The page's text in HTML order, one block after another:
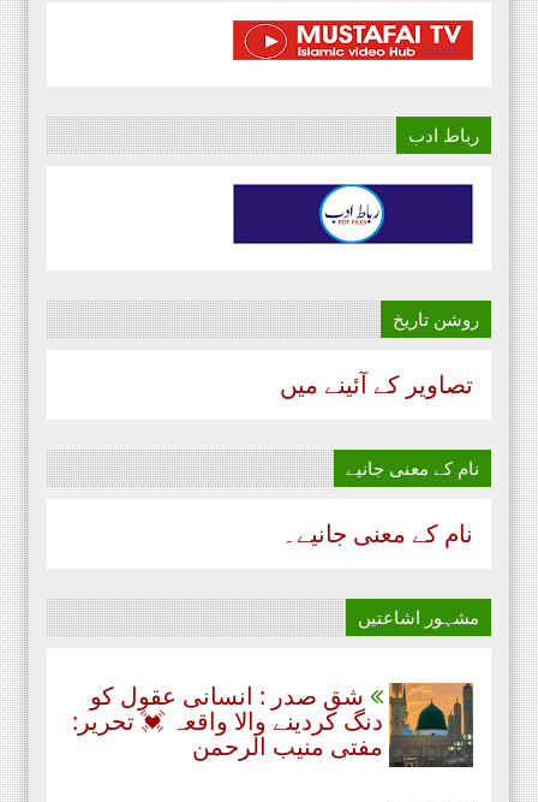
رباط ادب
روشن تاریخ
تصاویر کے آئینے میں
نام‌ کے معنی جانیے
نام‌ کے معنی جانیے۔
مشہور اشاعتیں
شق صدر : انسانی عقول کو
دنگ کردینے والا واقعہ 💓 تحریر:
مفتی منیب الرحمن